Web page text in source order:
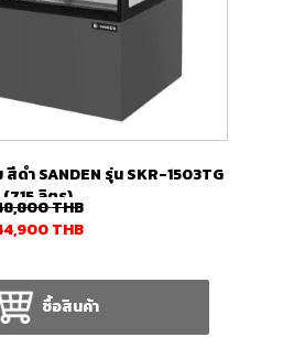
ดำ SANDEN รุ่น SKR-1503TG
(715 ลิตร)
THB
THB
ซื้อสินค้า